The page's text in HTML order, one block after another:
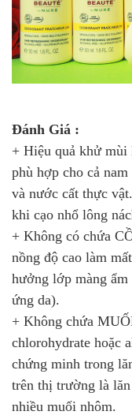
Đánh Giá :
+ Hiệu quả khử
phù hợp cho cả
và nước cất thực
khi cạo nhổ lông
+ Không có chứa
nồng độ cao làm
hưởng lớp màng
ứng da).
+ Không chứa
chlorohydrate hoặc
chứng minh trong
trên thị trường là
nhiều muối nhôm.